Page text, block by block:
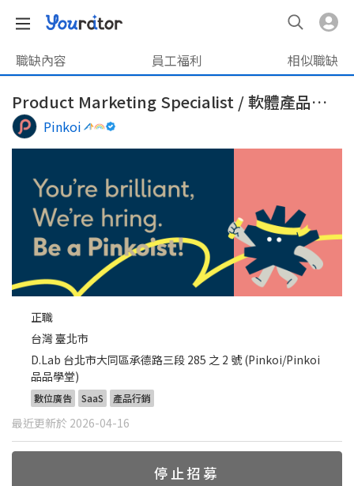
職缺內容 員工福利 相似職缺
Product Marketing Specialist / 軟體產品行銷專員
Pinkoi
正職
台灣 臺北市
D.Lab 台北市大同區承德路三段 285 之 2 號 (Pinkoi/Pinkoi
品品學堂)
數位廣告 SaaS 產品行銷
最近更新於 2026-04-16
停止招募